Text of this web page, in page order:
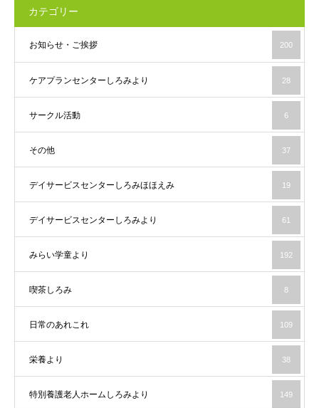
カテゴリー
お知らせ・ご挨拶 200
ケアプランセンターしろみより 28
サークル活動 6
その他 37
デイサービスセンターしろみほほえみ 19
デイサービスセンターしろみより 61
みらい学童より 192
喫茶しろみ 8
日常のあれこれ 109
栄養より 38
特別養護老人ホームしろみより 149